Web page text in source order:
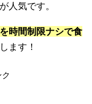
人気です。
時間制限ナシで食
ます！